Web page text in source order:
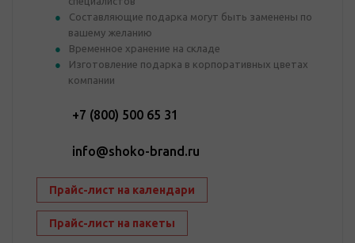
Составляющие подарка могут быть заменены по
вашему желанию
Временное хранение на складе
Изготовление подарка в корпоративных цветах
компании
+7 (800) 500 65 31
info@shoko-brand.ru
Прайс-лист на календари
Прайс-лист на пакеты